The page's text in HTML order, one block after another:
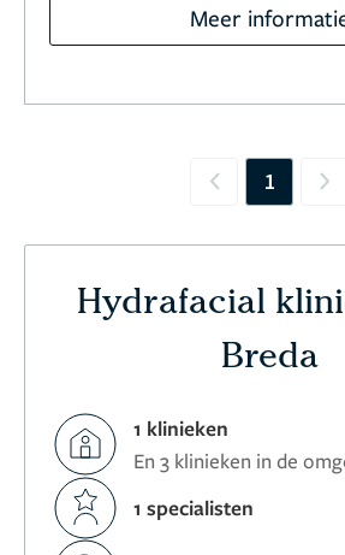
Meer
Previous
1
Hydrafacial
Breda
1 klinieken
En 3 klinieken in de
1 specialisten